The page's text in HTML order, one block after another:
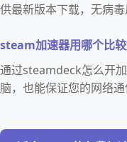
供最新版本下载，无病
steam加速器用哪个比
通过steamdeck怎么开
脑，也能保证您的网络